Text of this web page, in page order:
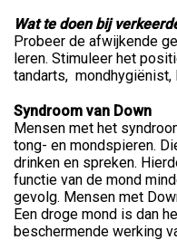
Wat te doen bij
Probeer de afwijkende
leren. Stimuleer het
tandarts,
Syndroom van Down
Mensen met het
tong- en mondspieren.
drinken en spreken.
functie van de mond
gevolg. Mensen met
Een droge mond is dan
beschermende werking